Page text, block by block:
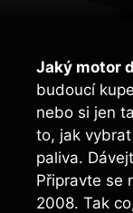
Jaký motor
budoucí
nebo si jen
to, jak
paliva.
Připravte se
2008. Tak